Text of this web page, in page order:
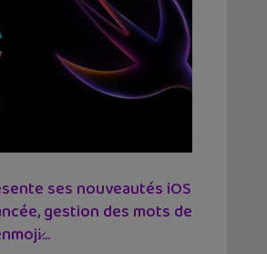
ses nouveautés iOS
gestion des mots de